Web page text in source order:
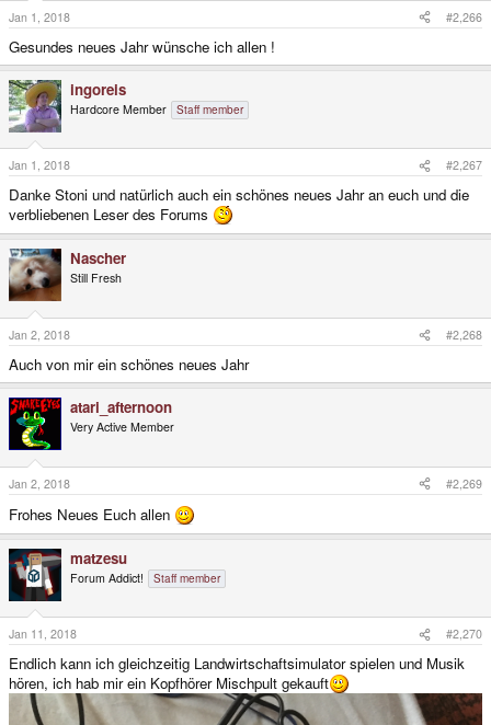
Jan 1, 2018 #2,266
Gesundes neues Jahr wünsche ich allen !
ingoreis
Hardcore Member Staff member
Jan 1, 2018 #2,267
Danke Stoni und natürlich auch ein schönes neues Jahr an euch und die
verbliebenen Leser des Forums
Nascher
Still Fresh
Jan 2, 2018 #2,268
Auch von mir ein schönes neues Jahr
atari_afternoon
Very Active Member
Jan 2, 2018 #2,269
Frohes Neues Euch allen
matzesu
Forum Addict! Staff member
Jan 11, 2018 #2,270
Endlich kann ich gleichzeitig Landwirtschaftsimulator spielen und Musik
hören, ich hab mir ein Kopfhörer Mischpult gekauft